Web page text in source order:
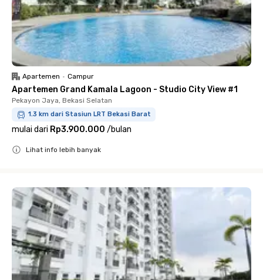
Apartemen • Campur
Apartemen Grand Kamala Lagoon - Studio City View #1
Pekayon Jaya, Bekasi Selatan
1.3 km dari Stasiun LRT Bekasi Barat
mulai dari Rp3.900.000 /bulan
Lihat info lebih banyak